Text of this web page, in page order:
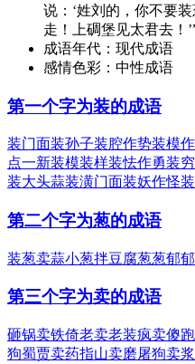
说：‘姓刘的，你不要
走！上碉堡见太君去！
成语年代： 现代成语
感情色彩： 中性成语
第一个字为装的成语
装门面装孙子装腔作势装模
点一新装模装样装怯作勇装
装大头蒜装潢门面装妖作怪
第二个字为葱的成语
装葱卖蒜小葱拌豆腐葱葱郁郁
第三个字为卖的成语
砸锅卖铁倚老卖老装疯卖傻
狗蜀贾卖药指山卖磨屠狗卖浆